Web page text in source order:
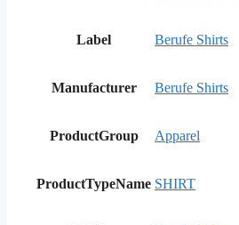
Label Berufe Shirts
Manufacturer Berufe Shirts
ProductGroup Apparel
ProductTypeName SHIRT